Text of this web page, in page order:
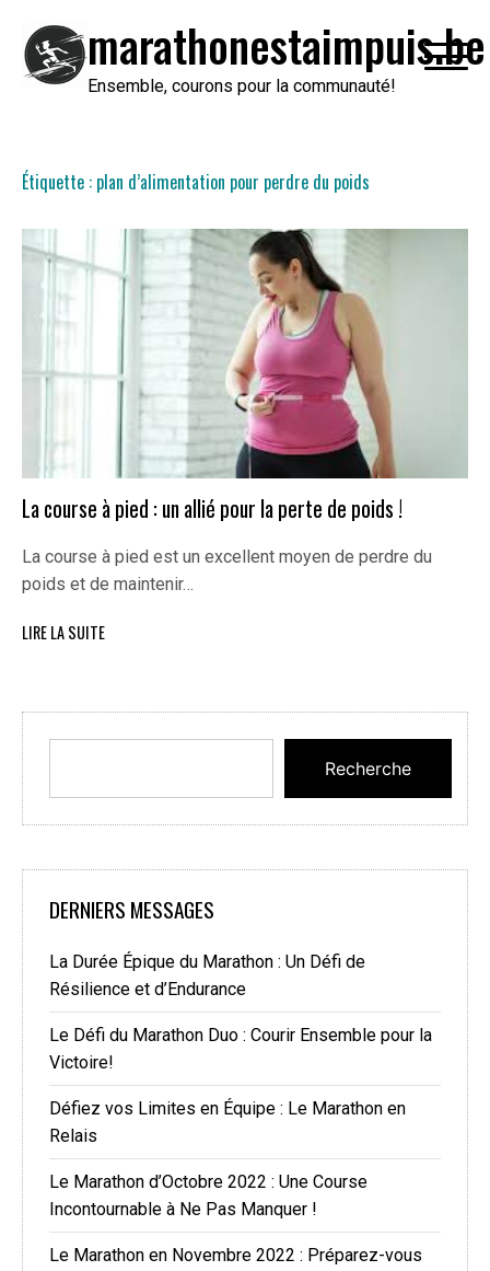
contenu
marathonestaimpuis.be
Ensemble, courons pour la communauté!
Étiquette : plan d’alimentation pour perdre du poids
La course à pied : un allié pour la perte de poids !
La course à pied est un excellent moyen de perdre du
poids et de maintenir…
LIRE LA SUITE
Recherche
DERNIERS MESSAGES
La Durée Épique du Marathon : Un Défi de
Résilience et d’Endurance
Le Défi du Marathon Duo : Courir Ensemble pour la
Victoire!
Défiez vos Limites en Équipe : Le Marathon en
Relais
Le Marathon d’Octobre 2022 : Une Course
Incontournable à Ne Pas Manquer !
Le Marathon en Novembre 2022 : Préparez-vous